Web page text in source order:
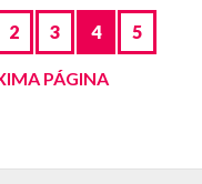
2 3 4 5
PÁGINA